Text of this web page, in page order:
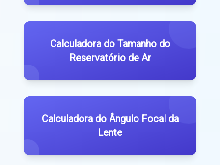
Calculadora do Tamanho do
Reservatório de Ar
Calculadora do Ângulo Focal da
Lente